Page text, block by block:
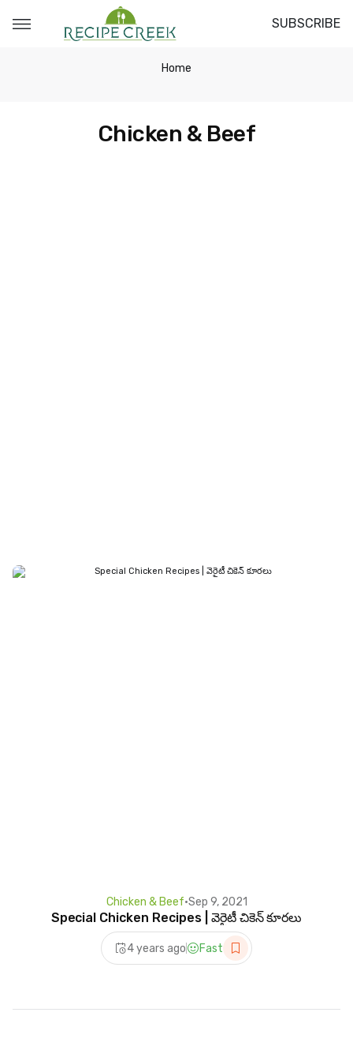
SUBSCRIBE
Home
Chicken & Beef
Chicken & Beef•Sep 9, 2021
Special Chicken Recipes | వెరైటీ చికెన్ కూరలు
4 years ago Fast